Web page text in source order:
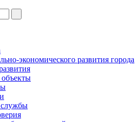
экономического развития города